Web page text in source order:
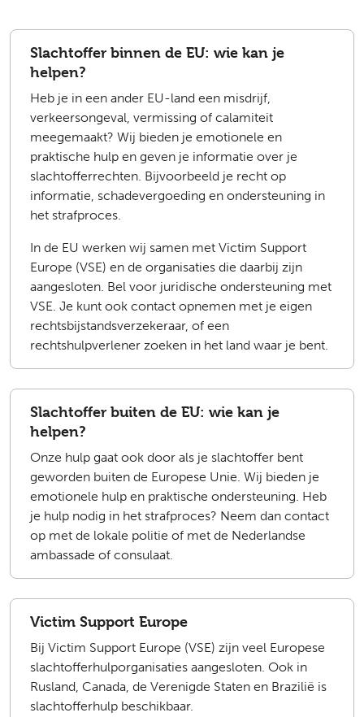
Slachtoffer binnen de EU: wie kan je
helpen?
Heb je in een ander EU-land een misdrijf,
verkeersongeval, vermissing of calamiteit
meegemaakt? Wij bieden je emotionele en
praktische hulp en geven je informatie over je
slachtofferrechten. Bijvoorbeeld je recht op
informatie, schadevergoeding en ondersteuning in
het strafproces.
In de EU werken wij samen met Victim Support
Europe (VSE) en de organisaties die daarbij zijn
aangesloten. Bel voor juridische ondersteuning met
VSE. Je kunt ook contact opnemen met je eigen
rechtsbijstandsverzekeraar, of een
rechtshulpverlener zoeken in het land waar je bent.
Slachtoffer buiten de EU: wie kan je
helpen?
Onze hulp gaat ook door als je slachtoffer bent
geworden buiten de Europese Unie. Wij bieden je
emotionele hulp en praktische ondersteuning. Heb
je hulp nodig in het strafproces? Neem dan contact
op met de lokale politie of met de Nederlandse
ambassade of consulaat.
Victim Support Europe
Bij Victim Support Europe (VSE) zijn veel Europese
slachtofferhulporganisaties aangesloten. Ook in
Rusland, Canada, de Verenigde Staten en Brazilië is
slachtofferhulp beschikbaar.